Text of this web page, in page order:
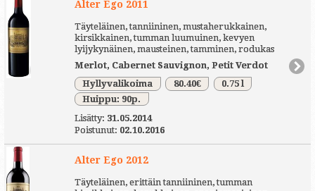
Alter Ego 2011
Täyteläinen, tanniininen, mustaherukkainen,
kirsikkainen, tumman luumuinen, kevyen
lyijykynäinen, mausteinen, tamminen, rodukas
Merlot, Cabernet Sauvignon, Petit Verdot
Hyllyvalikoima
80.40€
0.75 l
Huippu: 90p.
Lisätty: 31.05.2014
Poistunut: 02.10.2016
Alter Ego 2012
Täyteläinen, erittäin tanniininen, tumman